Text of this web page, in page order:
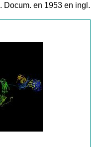
. Docum. en 1953 en ingl.